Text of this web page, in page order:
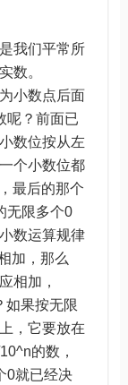
我们平常所
数。
小数点后面
呢？前面已
数位按从左
个小数位都
最后的那个
无限多个0
数运算规律
加，那么
相加，
如果按无限
，它要放在
的数，
0就已经决